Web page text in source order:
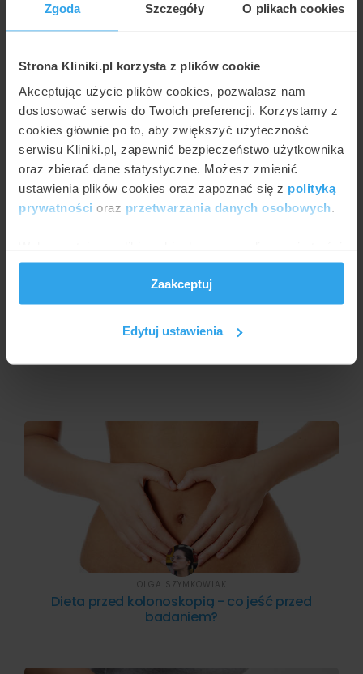
Zgoda Szczegóły O plikach cookies
Strona Kliniki.pl korzysta z plików cookie
Akceptując użycie plików cookies, pozwalasz nam
dostosować serwis do Twoich preferencji. Korzystamy z
cookies głównie po to, aby zwiększyć użyteczność
serwisu Kliniki.pl, zapewnić bezpieczeństwo użytkownika
oraz zbierać dane statystyczne. Możesz zmienić
ustawienia plików cookies oraz zapoznać się z polityką
prywatności oraz przetwarzania danych osobowych.
i reklam, aby oferować funkcje społecznościowe i
analizować ruch w naszej witrynie. Informacje o tym, jak
korzystasz z naszej witryny, udostępniamy partnerom
społecznościowym, reklamowym i analitycznym.
otrzymanymi od Ciebie lub uzyskanymi podczas
Zaakceptuj
Edytuj ustawienia
Kolonoskopia diagnostyczna a zabiegowa
AGNIESZKA KAPKA-PLEWA
AGNIESZKA KAPKA-PLEWA
Dieta przed kolonoskopią - co jeść przed
badaniem?
OLGA SZYMKOWIAK